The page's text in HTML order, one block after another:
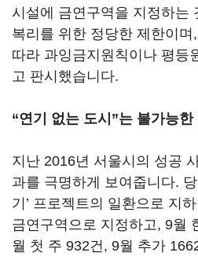
시설에 금연구역을 지정하는
복리를 위한 정당한 제한이며
따라 과잉금지원칙이나 평등
고 판시했습니다.
“연기 없는 도시”는 불가능한
지난 2016년 서울시의 성공
과를 극명하게 보여줍니다.
기’ 프로젝트의 일환으로 지
금연구역으로 지정하고, 9월
월 첫 주 932건, 9월 추가